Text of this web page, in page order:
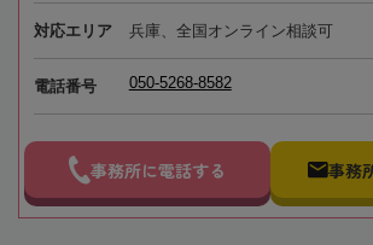
対応エリア 兵庫、全国オンライン相談可
電話番号 050-5268-8582
事務所に電話する 事務